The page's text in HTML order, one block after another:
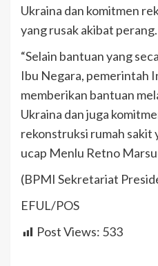
Ukraina dan komitmen
yang rusak akibat perang.
“Selain bantuan yang
Ibu Negara, pemerintah
memberikan bantuan
Ukraina dan juga
rekonstruksi rumah sakit
ucap Menlu Retno
(BPMI Sekretariat
EFUL/POS
Post Views: 533